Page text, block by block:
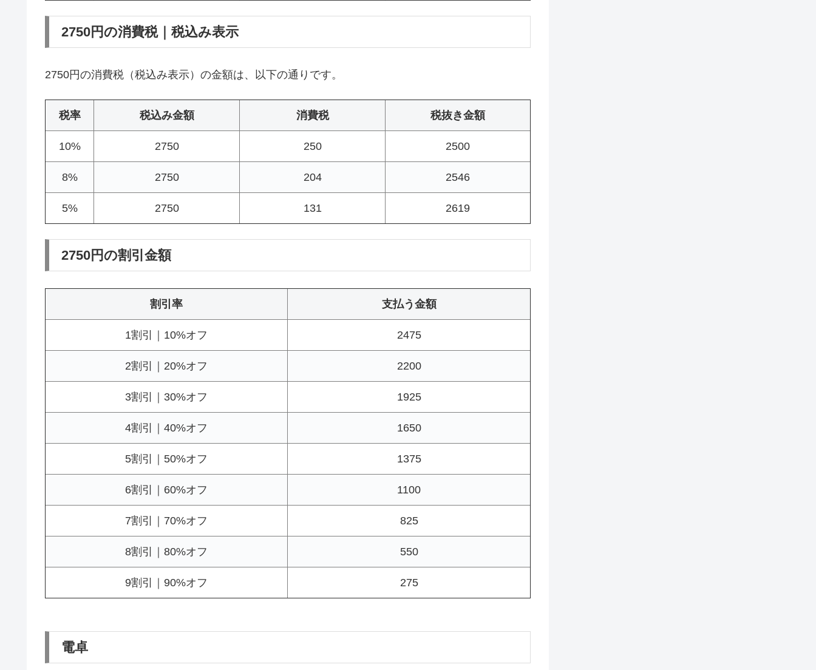
2750円の消費税｜税込み表示
2750円の消費税（税込み表示）の金額は、以下の通りです。
税率 税込み金額 消費税 税抜き金額
10% 2750 250 2500
8% 2750 204 2546
5% 2750 131 2619
2750円の割引金額
割引率 支払う金額
1割引｜10%オフ 2475
2割引｜20%オフ 2200
3割引｜30%オフ 1925
4割引｜40%オフ 1650
5割引｜50%オフ 1375
6割引｜60%オフ 1100
7割引｜70%オフ 825
8割引｜80%オフ 550
9割引｜90%オフ 275
電卓